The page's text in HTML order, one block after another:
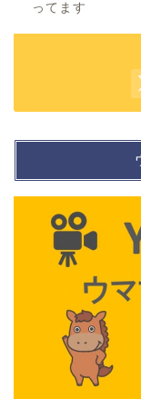
ってます